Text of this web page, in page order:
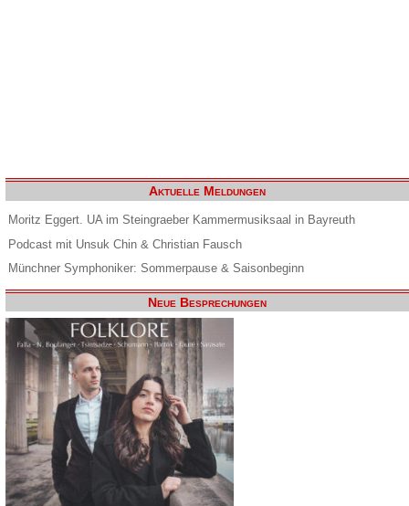
Aktuelle Meldungen
Moritz Eggert. UA im Steingraeber Kammermusiksaal in Bayreuth
Podcast mit Unsuk Chin & Christian Fausch
Münchner Symphoniker: Sommerpause & Saisonbeginn
Neue Besprechungen